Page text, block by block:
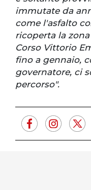
immutate da
come l'asfalto
ricoperta la
Corso Vittorio
fino a gennaio,
governatore, ci
percorso".